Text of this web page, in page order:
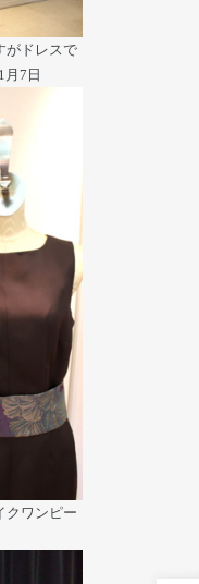
がドレスで
月7日
クワンピー